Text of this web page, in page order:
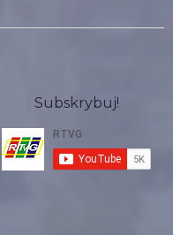
Subskrybuj!